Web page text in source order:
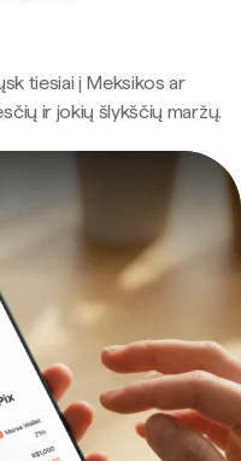
tiesiai į Meksikos ar
ir jokių šlykščių maržų.